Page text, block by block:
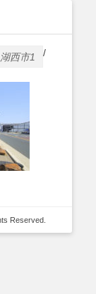
/
湖西市1
Reserved.